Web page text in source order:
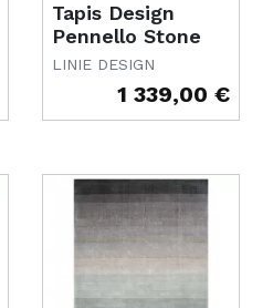
Tapis Design
Pennello Stone
LINIE DESIGN
1 339,00 €